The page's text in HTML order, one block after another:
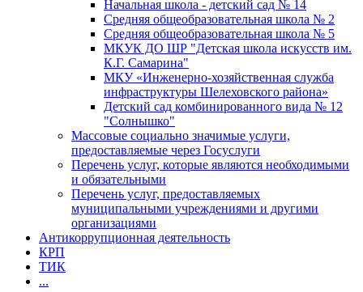
Начальная школа - детский сад № 14
Средняя общеобразовательная школа № 2
Средняя общеобразовательная школа № 5
МКУК ДО ШР "Детская школа искусств им.
К.Г. Самарина"
МКУ «Инженерно-хозяйственная служба
инфраструктуры Шелеховского района»
Детский сад комбинированного вида № 12
"Солнышко"
Массовые социально значимые услуги,
предоставляемые через Госуслуги
Перечень услуг, которые являются необходимыми
и обязательными
Перечень услуг, предоставляемых
муниципальными учреждениями и другими
организациями
Антикоррупционная деятельность
КРП
ТИК
...